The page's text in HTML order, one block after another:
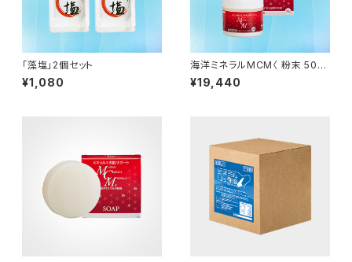
「藻塩」2個セット
¥1,080
海洋ミネラルMCM〈 粉末 50g
〉2個セット
¥19,440